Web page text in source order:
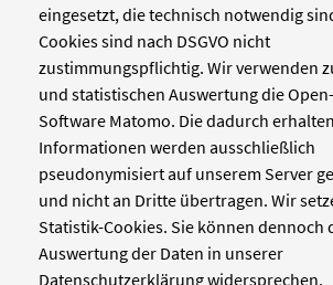
eingesetzt, die technisch notwendig
Cookies sind nach DSGVO nicht
zustimmungspflichtig. Wir verwenden
und statistischen Auswertung die
Software Matomo. Die dadurch
Informationen werden ausschließlich
pseudonymisiert auf unserem Server
und nicht an Dritte übertragen. Wir
Statistik-Cookies. Sie können dennoch
Auswertung der Daten in unserer
Datenschutzerklärung widersprechen.
Verlag
Zellwerk GmbH & Co KG
Pinienstraße 2
40233 Düsseldorf
www.zellwerk.com